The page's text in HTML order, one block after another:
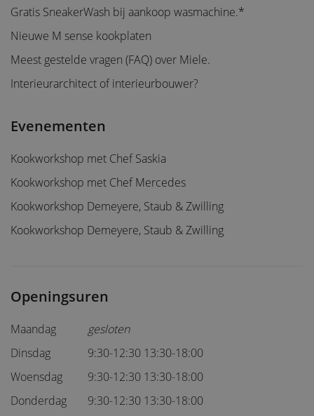
Gratis SneakerWash bij aankoop wasmachine.*
Nieuwe M sense kookplaten
Meest gestelde vragen (FAQ) over Miele.
Interieurarchitect of interieurbouwer?
Evenementen
Kookworkshop met Chef Saskia
Kookworkshop met Chef Mercedes
Kookworkshop Demeyere, Staub & Zwilling
Kookworkshop Demeyere, Staub & Zwilling
Openingsuren
Maandag
gesloten
Dinsdag
9:30-12:30 13:30-18:00
Woensdag
9:30-12:30 13:30-18:00
Donderdag
9:30-12:30 13:30-18:00